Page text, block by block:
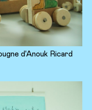
d'Anouk Ricard